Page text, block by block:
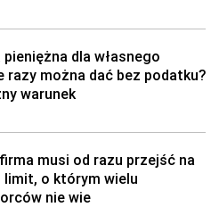
pieniężna dla własnego
razy można dać bez podatku?
warunek
musi od razu przejść na
limit, o którym wielu
nie wie